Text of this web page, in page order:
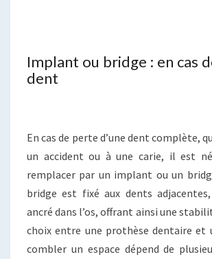
Implant ou bridge : en cas
dent
En cas de perte d’une dent complète,
un accident ou à une carie, il est
remplacer par un implant ou un
bridge est fixé aux dents
ancré dans l’os, offrant ainsi une
choix entre une prothèse dentaire et
combler un espace dépend de